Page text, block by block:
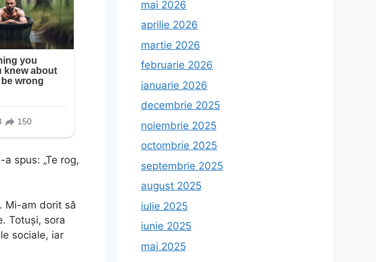
spus: „Te rog,
Mi-am dorit să
Totuși, sora
sociale, iar
mai 2026
aprilie 2026
martie 2026
februarie 2026
ianuarie 2026
decembrie 2025
noiembrie 2025
octombrie 2025
septembrie 2025
august 2025
iulie 2025
iunie 2025
mai 2025